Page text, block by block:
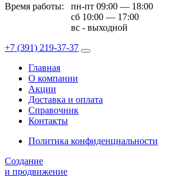
Время работы:
пн-пт 09:00 — 18:00
сб 10:00 — 17:00
вс - выходной
+7 (391) 219-37-37
Главная
О компании
Акции
Доставка и оплата
Справочник
Контакты
Политика конфиденциальности
Создание
и продвижение